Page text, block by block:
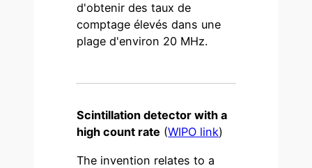
d'obtenir des taux de
comptage élevés dans une
plage d'environ 20 MHz.
Scintillation detector with a
high count rate (WIPO link)
The invention relates to a